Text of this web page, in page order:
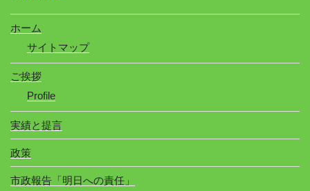
ホーム
サイトマップ
ご挨拶
Profile
実績と提言
政策
市政報告「明日への責任」